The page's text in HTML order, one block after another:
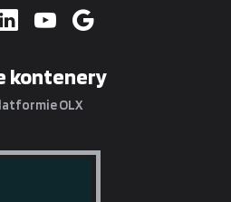
kontenery
OLX